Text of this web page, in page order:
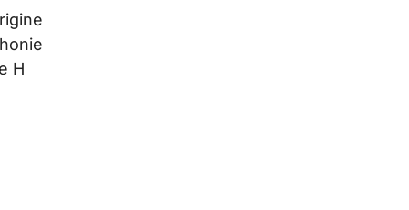
H